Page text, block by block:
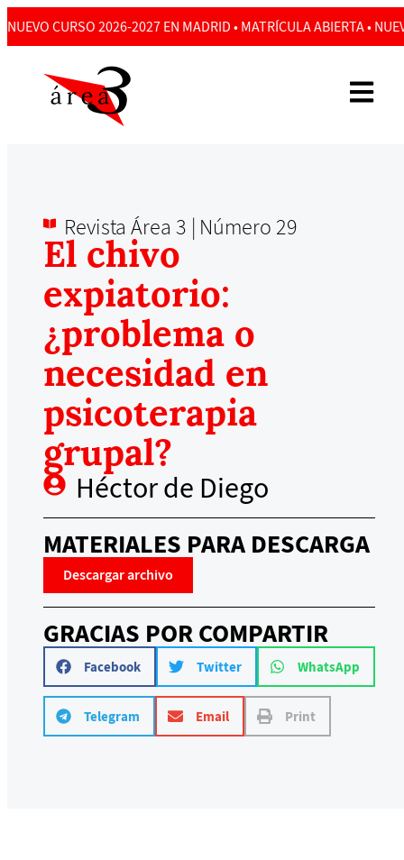
NUEVO CURSO 2026-2027 EN MADRID • MATRÍCULA ABIERTA •
Revista Área 3 | Número 29
El chivo
expiatorio:
¿problema o
necesidad en
psicoterapia
grupal?
Héctor de Diego
MATERIALES PARA DESCARGA
Descargar archivo
GRACIAS POR COMPARTIR
Facebook Twitter WhatsApp
Telegram Email Print